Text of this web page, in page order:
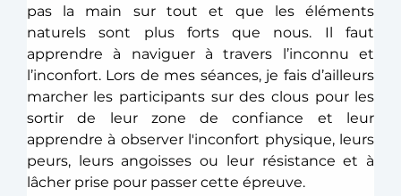
pas la main sur tout et que les éléments
naturels sont plus forts que nous. Il faut
apprendre à naviguer à travers l’inconnu et
l’inconfort. Lors de mes séances, je fais d’ailleurs
marcher les participants sur des clous pour les
sortir de leur zone de confiance et leur
apprendre à observer l'inconfort physique, leurs
peurs, leurs angoisses ou leur résistance et à
lâcher prise pour passer cette épreuve.